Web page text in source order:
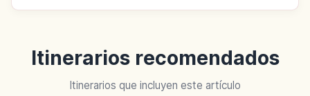
Itinerarios recomendados
Itinerarios que incluyen este artículo